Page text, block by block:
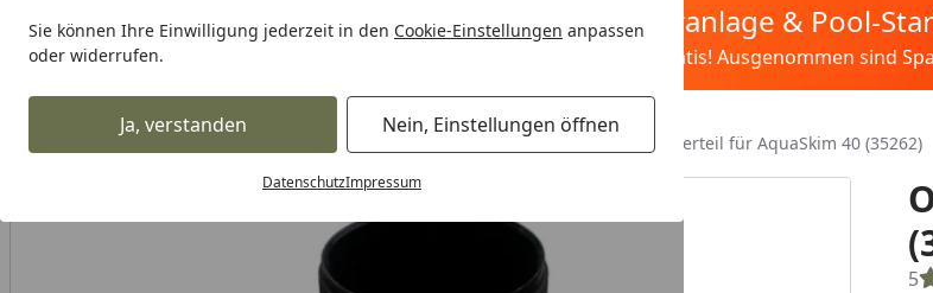
Sie können Ihre Einwilligung jederzeit in den Cookie-Einstellungen anpassen
oder widerrufen.
Ja, verstanden Nein, Einstellungen öffnen
DatenschutzImpressum
Karibu Pools inkl. gratis Sandfilteranlage & Pool-
Dein Traumpool im Sorglos-Paket: Filter&Pflege gratis! Ausgenommen sind
Ersatzteile für den Teich Weitere Ersatzteile für den Teich Oase Unterteil für AquaSkim 40 (35262)
5